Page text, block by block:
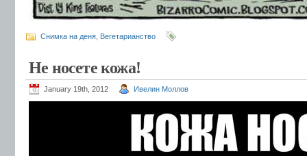
Снимка на деня Вегетарианство
Не носете кожа!
January 19th, 2012 Ивелин Моллов